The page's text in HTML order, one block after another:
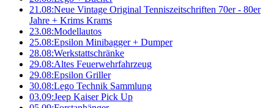
21.08:Neue Vintage Original Tenniszeitschriften 70er - 80er
Jahre + Krims Krams
23.08:Modellautos
25.08:Epsilon Minibagger + Dumper
28.08:Werkstattschränke
29.08:Altes Feuerwehrfahrzeug
29.08:Epsilon Griller
30.08:Lego Technik Sammlung
03.09:Jeep Kaiser Pick Up